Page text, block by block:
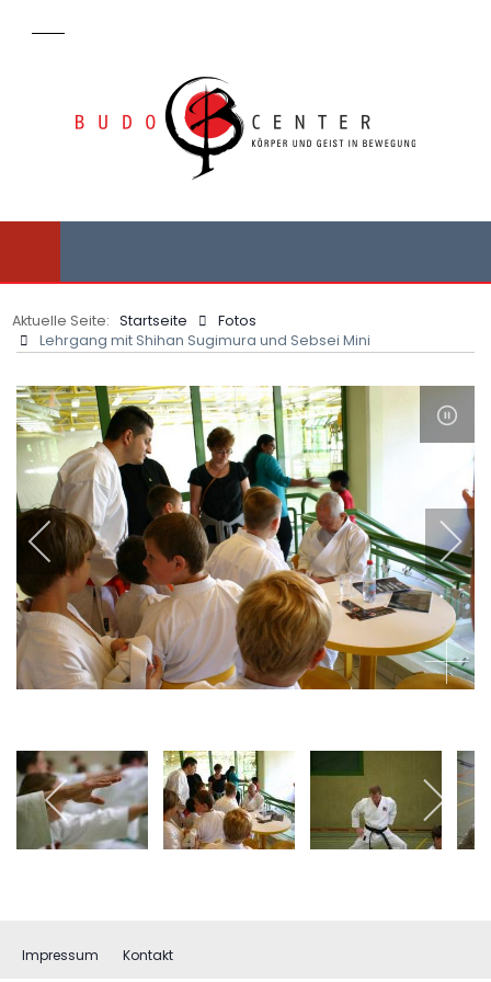
Aktuelle Seite: Startseite
Fotos
Lehrgang mit Shihan Sugimura und Sebsei Mini
Impressum Kontakt